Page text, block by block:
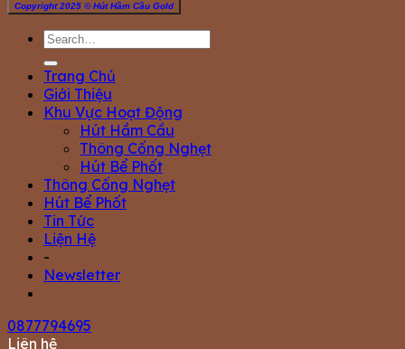
Copyright 2025 © Hút Hầm Cầu Gold
Trang Chủ
Giới Thiệu
Khu Vực Hoạt Động
Hút Hầm Cầu
Thông Cống Nghẹt
Hút Bể Phốt
Thông Cống Nghẹt
Hút Bể Phốt
Tin Tức
Liện Hệ
-
Newsletter
0877794695
Liên hệ